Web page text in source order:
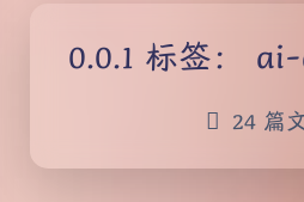
标签：
24 篇